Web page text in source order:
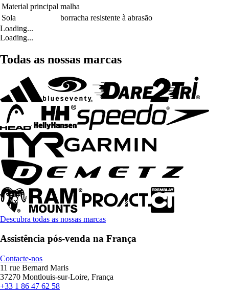
Material principal malha
Sola
borracha resistente à abrasão
Loading...
Loading...
Todas as nossas marcas
Descubra todas as nossas marcas
Assistência pós-venda na França
Contacte-nos
11 rue Bernard Maris
37270 Montlouis-sur-Loire, França
+33 1 86 47 62 58